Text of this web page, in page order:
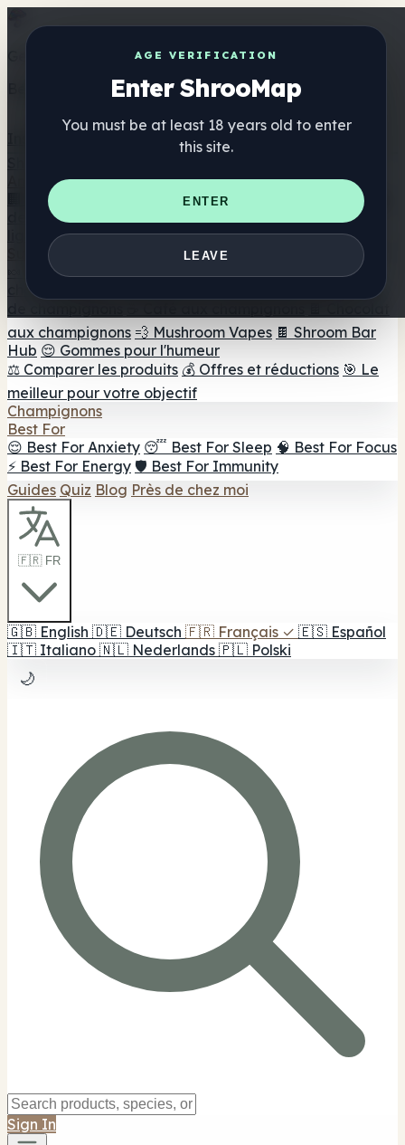
AGE VERIFICATION
Enter ShrooMap
You must be at least 18 years old to enter
this site.
ENTER
LEAVE
Get the ShrooMap app
Better than mobile web — one tap away
Annuaire
🏢 Répertoire des marques 📍 Recherche d'un magasin
de tête 🔮 Smartshop Finder
🛒 Magasins de tête en
Suppléments
🍬 Gommes aux champignons 💊 Capsules de
champignons
🫙 Poudres
aux champignons 💨 Mushroom Vapes 🍫 Shroom Bar
Hub 😌 Gommes pour l'humeur
⚖️ Comparer les produits 💰 Offres et réductions 🎯 Le
meilleur pour votre objectif
Champignons
Best For
😌 Best For Anxiety 😴 Best For Sleep 🧠 Best For Focus
⚡ Best For Energy 🛡️ Best For Immunity
Guides Quiz Blog Près de chez moi
🇫🇷 FR
🇬🇧 English 🇩🇪 Deutsch 🇫🇷 Français ✓ 🇪🇸 Español
🇮🇹 Italiano 🇳🇱 Nederlands 🇵🇱 Polski
🌙
Sign In